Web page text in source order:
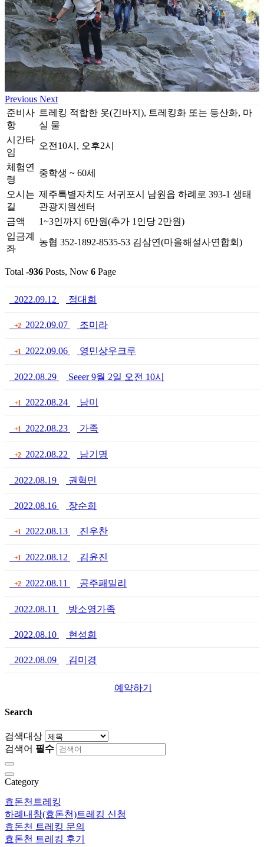
Previous Next
준비사
항
트레킹 적합한 옷(긴바지), 트레킹화 또는 등산화, 마
실 물
시간타
임
오전10시, 오후2시
체험연
령
중학생 ~ 60세
오시는
길
제주특별자치도 서귀포시 남원읍 하례로 393-1 생태
관광지원센터
금액
1~3인까지 6만원(추가 1인당 2만원)
입금계
좌
농협 352-1892-8535-53 김삼연(마을해설사연합회)
Total -936 Posts, Now 6 Page
2022.09.12 정대희
+22022.09.07 조미라
+1 2022.09.06 영민상우크루
2022.08.29 Seeer 9월 2일 오전 10시
+1 2022.08.24 남미
+1 2022.08.23 가족
+22022.08.22 남기명
2022.08.19 권혁민
2022.08.16 장순희
+1 2022.08.13 진우찬
+1 2022.08.12 김윤진
+22022.08.11 공주패밀리
2022.08.11 방소영가족
2022.08.10 현성희
2022.08.09 김미경
예약하기
Search
검색대상
검색어 필수
Category
효돈천트레킹
하례내창(효돈천)트레킹 신청
효돈천 트레킹 문의
효돈천 트레킹 후기